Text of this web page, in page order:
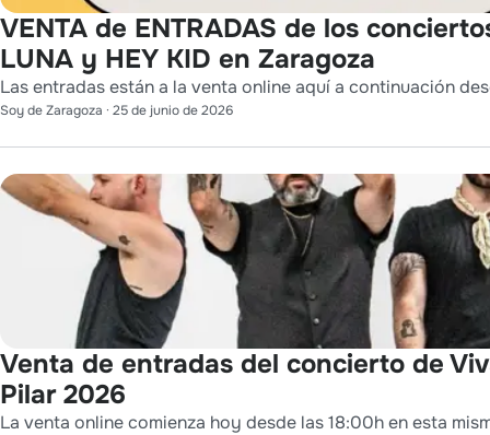
VENTA de ENTRADAS de los
LUNA y HEY KID en Zaragoza
Las entradas están a la venta online aquí a continuación
Soy de Zaragoza · 25 de junio de 2026
Venta de entradas del concierto de
Pilar 2026
La venta online comienza hoy desde las 18:00h en esta